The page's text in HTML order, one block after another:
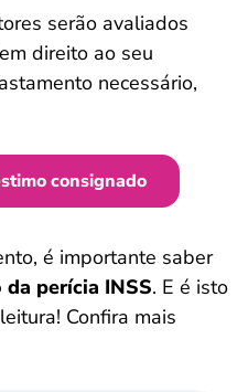
serão avaliados
direito ao seu
necessário,
consignado
é importante saber
perícia INSS. E é isto
Confira mais